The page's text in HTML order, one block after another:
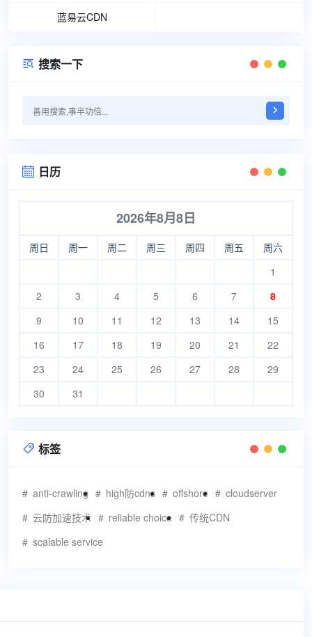
蓝易云CDN
 搜索一下
 日历
2026年8月8日
周日 周一 周二 周三 周四 周五
周六
1
2
3 4 5 6 7
8
9
10 11 12 13 14
15
16
17 18 19 20 21
22
23
24 25 26 27 28
29
30
31
 标签
anti-crawling high防cdns offshore
cloudserver
云防加速技术
reliable choice
传统CDN
scalable service